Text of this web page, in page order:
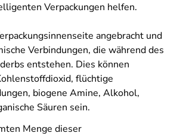
Verpackungen helfen.
angebracht und
Verbindungen, die während des
entstehen. Dies können
flüchtige
biogene Amine, Alkohol,
Säuren sein.
Menge dieser